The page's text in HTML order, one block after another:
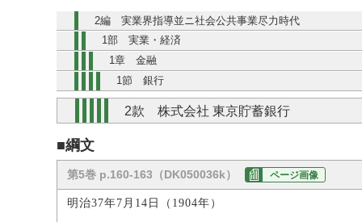
2編 実業界指導並ニ社会公共事業尽力時代
1部 実業・経済
1章 金融
1節 銀行
2款 株式会社 東京貯蓄銀行
■綱文
第5巻 p.160-163（DK050036k） ページ画像
明治37年7月14日（1904年）